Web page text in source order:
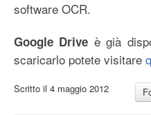
software OCR.
Google Drive è già
scaricarlo potete visitare
Scritto il 4 maggio 2012